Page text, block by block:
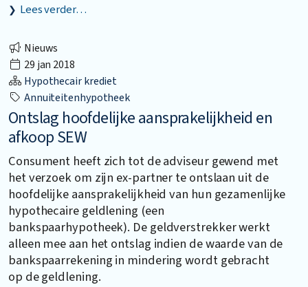
Lees verder…
Nieuws
29 jan 2018
Hypothecair krediet
Annuiteitenhypotheek
Ontslag hoofdelijke aansprakelijkheid en
afkoop SEW
Consument heeft zich tot de adviseur gewend met
het verzoek om zijn ex-partner te ontslaan uit de
hoofdelijke aansprakelijkheid van hun gezamenlijke
hypothecaire geldlening (een
bankspaarhypotheek). De geldverstrekker werkt
alleen mee aan het ontslag indien de waarde van de
bankspaarrekening in mindering wordt gebracht
op de geldlening.